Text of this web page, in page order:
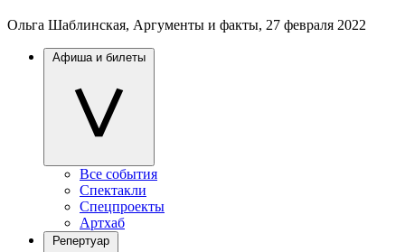
Ольга Шаблинская, Аргументы и факты, 27 февраля 2022
Афиша и билеты
Все события
Спектакли
Спецпроекты
Артхаб
Репертуар